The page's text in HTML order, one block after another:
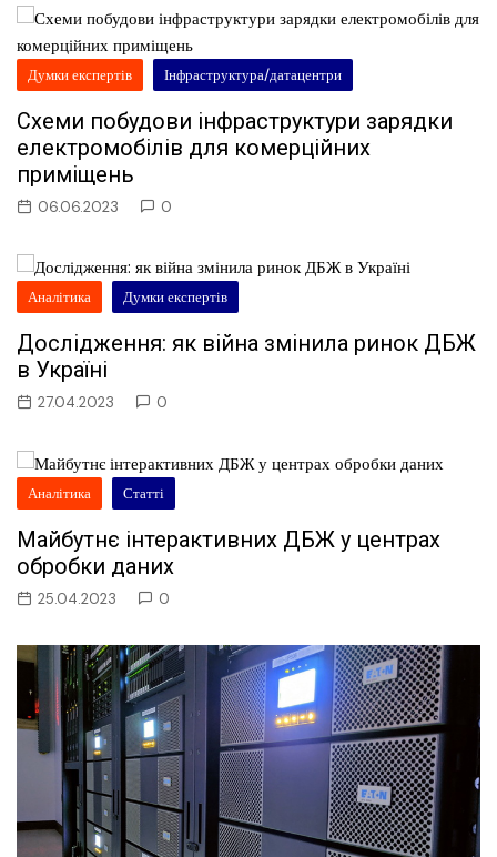
Думки експертів Інфраструктура/датацентри
Схеми побудови інфраструктури зарядки
електромобілів для комерційних
приміщень
06.06.2023 0
Аналітика Думки експертів
Дослідження: як війна змінила ринок ДБЖ
в Україні
27.04.2023 0
Аналітика Статті
Майбутнє інтерактивних ДБЖ у центрах
обробки даних
25.04.2023 0